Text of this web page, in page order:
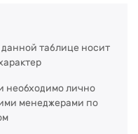
таблице носит
необходимо лично
менеджерами по